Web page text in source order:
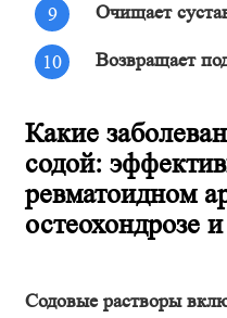
Очищает
Возвращает
Какие
содой:
ревматоидном
остеохондрозе
Содовые растворы